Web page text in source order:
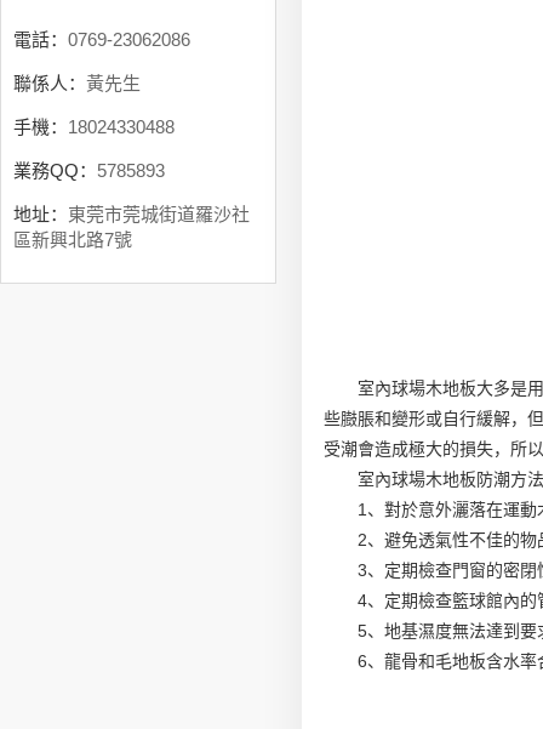
電話： 0769-23062086
聯係人： 黃先生
手機： 18024330488
業務QQ： 5785893
地址： 東莞市莞城街道羅沙社
區新興北路7號
室內球場木地板大多是
些臌脹和變形或自行緩解，
受潮會造成極大的損失，所
室內球場木地板防潮方
1、對於意外灑落在運
2、避免透氣性不佳的
3、定期檢查門窗的密
4、定期檢查籃球館內
5、地基濕度無法達到
6、龍骨和毛地板含水